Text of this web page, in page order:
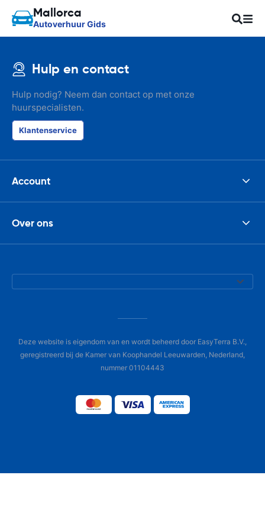
Mallorca
Autoverhuur Gids
Hulp en contact
Hulp nodig? Neem dan contact op met onze
huurspecialisten.
Klantenservice
Account
Over ons
Deze website is eigendom van en wordt beheerd door EasyTerra B.V.,
geregistreerd bij de Kamer van Koophandel Leeuwarden, Nederland,
nummer 01104443